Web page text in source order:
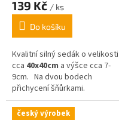
139 Kč / ks
Do košíku
Kvalitní silný sedák o velikosti
cca 40x40cm a výšce cca 7-
9cm. Na dvou bodech
přichycení šňůrkami.
český výrobek